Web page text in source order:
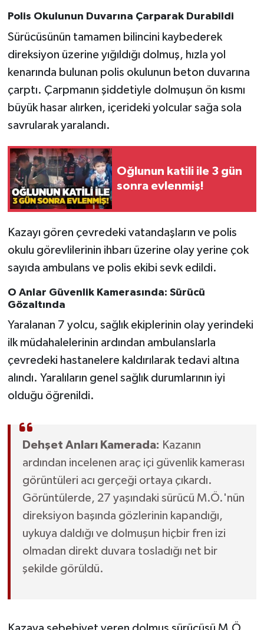
Polis Okulunun Duvarına Çarparak Durabildi
Sürücüsünün tamamen bilincini kaybederek
direksiyon üzerine yığıldığı dolmuş, hızla yol
kenarında bulunan polis okulunun beton duvarına
çarptı. Çarpmanın şiddetiyle dolmuşun ön kısmı
büyük hasar alırken, içerideki yolcular sağa sola
savrularak yaralandı.
Oğlunun katili ile 3 gün
sonra evlenmiş!
Kazayı gören çevredeki vatandaşların ve polis
okulu görevlilerinin ihbarı üzerine olay yerine çok
sayıda ambulans ve polis ekibi sevk edildi.
O Anlar Güvenlik Kamerasında: Sürücü
Gözaltında
Yaralanan 7 yolcu, sağlık ekiplerinin olay yerindeki
ilk müdahalelerinin ardından ambulanslarla
çevredeki hastanelere kaldırılarak tedavi altına
alındı. Yaralıların genel sağlık durumlarının iyi
olduğu öğrenildi.
Dehşet Anları Kamerada: Kazanın
ardından incelenen araç içi güvenlik kamerası
görüntüleri acı gerçeği ortaya çıkardı.
Görüntülerde, 27 yaşındaki sürücü M.Ö.'nün
direksiyon başında gözlerinin kapandığı,
uykuya daldığı ve dolmuşun hiçbir fren izi
olmadan direkt duvara tosladığı net bir
şekilde görüldü.
MAGAZİN
Resmi İlan
Röportaj
SİYASET
Spor
Ulusal
Yaşam